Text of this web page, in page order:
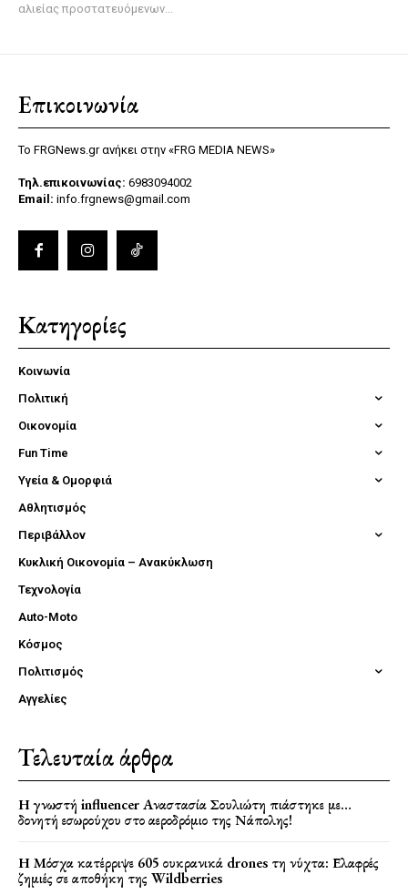
αλιείας προστατευόμενων...
Επικοινωνία
Το FRGNews.gr ανήκει στην «FRG MEDIA NEWS»
Τηλ.επικοινωνίας: 6983094002
Email: info.frgnews@gmail.com
Κατηγορίες
Κοινωνία
Πολιτική
Οικονομία
Fun Time
Υγεία & Ομορφιά
Αθλητισμός
Περιβάλλον
Κυκλική Οικονομία – Ανακύκλωση
Τεχνολογία
Auto-Moto
Κόσμος
Πολιτισμός
Αγγελίες
Τελευταία άρθρα
Η γνωστή influencer Αναστασία Σουλιώτη πιάστηκε με…
δονητή εσωρούχου στο αεροδρόμιο της Νάπολης!
Η Μόσχα κατέρριψε 605 ουκρανικά drones τη νύχτα: Ελαφρές
ζημιές σε αποθήκη της Wildberries